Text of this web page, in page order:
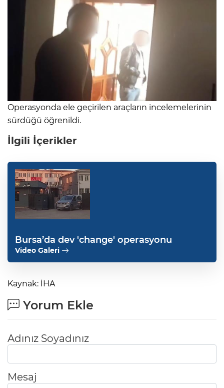
Operasyonda ele geçirilen araçların incelemelerinin
sürdüğü öğrenildi.
İlgili İçerikler
Bursa’da dev 'change' operasyonu
Video Galeri
Kaynak: İHA
Yorum Ekle
Adınız Soyadınız
Mesaj